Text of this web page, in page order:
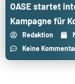
OASE startet
Kampagne für
Redaktion
Keine